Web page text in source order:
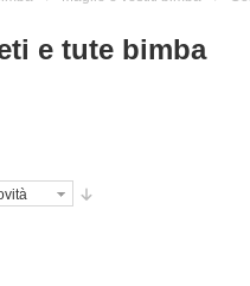
e tute bimba